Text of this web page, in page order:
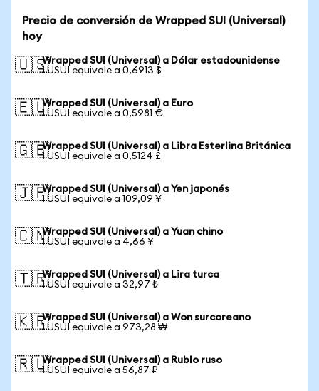
Precio de conversión de Wrapped SUI (Universal)
hoy
🇺🇸Wrapped SUI (Universal) a Dólar estadounidense
1 USUI equivale a 0,6913 $
🇪🇺Wrapped SUI (Universal) a Euro
1 USUI equivale a 0,5981 €
🇬🇧Wrapped SUI (Universal) a Libra Esterlina Británica
1 USUI equivale a 0,5124 £
🇯🇵Wrapped SUI (Universal) a Yen japonés
1 USUI equivale a 109,09 ¥
🇨🇳Wrapped SUI (Universal) a Yuan chino
1 USUI equivale a 4,66 ¥
🇹🇷Wrapped SUI (Universal) a Lira turca
1 USUI equivale a 32,97 ₺
🇰🇷Wrapped SUI (Universal) a Won surcoreano
1 USUI equivale a 973,28 ₩
🇷🇺Wrapped SUI (Universal) a Rublo ruso
1 USUI equivale a 56,87 ₽